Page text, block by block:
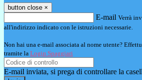
button close ×
E-mail Verrà
all'indirizzo indicato con le istruzioni necessarie.
Non hai una e-mail associata al nome utente?
tramite la Login Spaggiari
E-mail inviata, si prega di controllare la